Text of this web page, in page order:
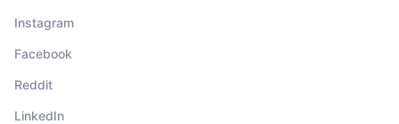
Instagram
Facebook
Reddit
LinkedIn